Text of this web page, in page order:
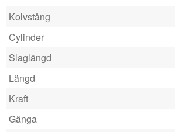
Kolvstång
Cylinder
Slaglängd
Längd
Kraft
Gänga